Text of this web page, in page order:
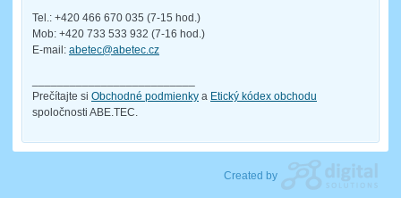
Tel.: +420 466 670 035 (7-15 hod.)
Mob: +420 733 533 932 (7-16 hod.)
E-mail: abetec@abetec.cz
Prečítajte si Obchodné podmienky a Etický kódex obchodu
spoločnosti ABE.TEC.
Created by